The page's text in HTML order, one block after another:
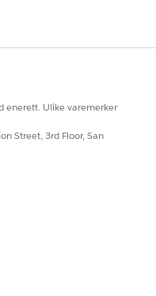
enerett. Ulike varemerker
Street, 3rd Floor, San